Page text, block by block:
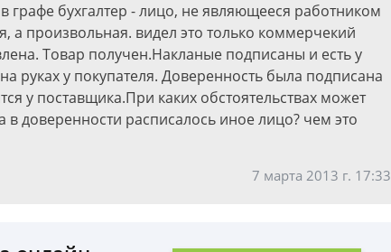
графе бухгалтер - лицо, не являющееся работником
а произвольная. видел это только коммерчекий
Товар получен.Накланые подписаны и есть у
руках у покупателя. Доверенность была подписана
у поставщика.При каких обстоятельствах может
в доверенности расписалось иное лицо? чем это
7 марта 2013 г. 17:33